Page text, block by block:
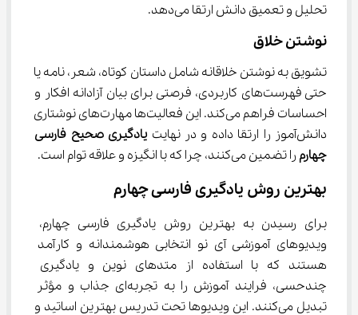
تحلیل و تعمیق دانش ارتقا می‌دهد.
نوشتن خلاق
تشویق به نوشتن خلاقانه شامل داستان کوتاه، شعر، نامه یا
حتی فهرست‌های کاربردی، فرصتی برای بیان آزادانه افکار و
احساسات فراهم می‌کند. این فعالیت‌ها مهارت‌های نوشتاری
دانش‌آموز را ارتقا داده و در نهایت
یادگیری صحیح فارسی
چهارم را تضمین می‌کنند، چرا که با انگیزه و علاقه توام است.
بهترین روش یادگیری فارسی چهارم
برای رسیدن به بهترین روش یادگیری فارسی چهارم،
ویدیوهای آموزشی آی نو انتخابی هوشمندانه و کارآمد
هستند که با استفاده از متدهای نوین و یادگیری
چندحسی، فرایند آموزش را به تجربه‌ای جذاب و مؤثر
تبدیل می‌کنند. این ویدیوها تحت تدریس بهترین اساتید و